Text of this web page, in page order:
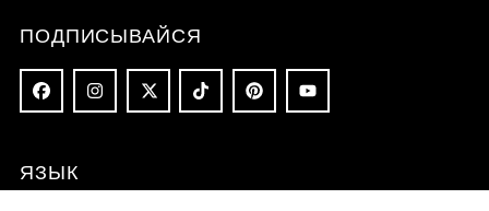
ПОДПИСЫВАЙСЯ
ЯЗЫК